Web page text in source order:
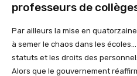
professeurs de
Par ailleurs la mise en
à semer le chaos dans les
statuts et les droits des
Alors que le gouvernement